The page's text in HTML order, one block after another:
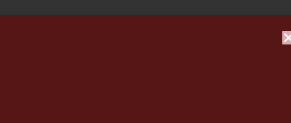
REVERSIBLE PZ PH
FUMASI (OFERTA)